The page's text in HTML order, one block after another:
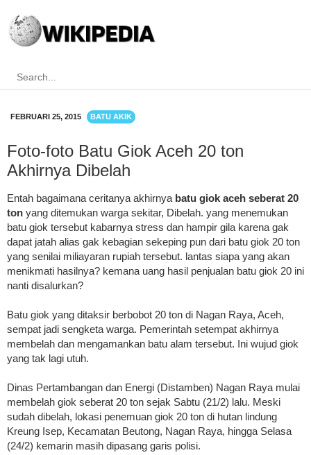
FEBRUARI 25, 2015 BATU AKIK
Foto-foto Batu Giok Aceh 20 ton
Akhirnya Dibelah
Entah bagaimana ceritanya akhirnya batu giok aceh seberat 20
ton yang ditemukan warga sekitar, Dibelah. yang menemukan
batu giok tersebut kabarnya stress dan hampir gila karena gak
dapat jatah alias gak kebagian sekeping pun dari batu giok 20 ton
yang senilai miliayaran rupiah tersebut. lantas siapa yang akan
menikmati hasilnya? kemana uang hasil penjualan batu giok 20 ini
nanti disalurkan?
Batu giok yang ditaksir berbobot 20 ton di Nagan Raya, Aceh,
sempat jadi sengketa warga. Pemerintah setempat akhirnya
membelah dan mengamankan batu alam tersebut. Ini wujud giok
yang tak lagi utuh.
Dinas Pertambangan dan Energi (Distamben) Nagan Raya mulai
membelah giok seberat 20 ton sejak Sabtu (21/2) lalu. Meski
sudah dibelah, lokasi penemuan giok 20 ton di hutan lindung
Kreung Isep, Kecamatan Beutong, Nagan Raya, hingga Selasa
(24/2) kemarin masih dipasang garis polisi.